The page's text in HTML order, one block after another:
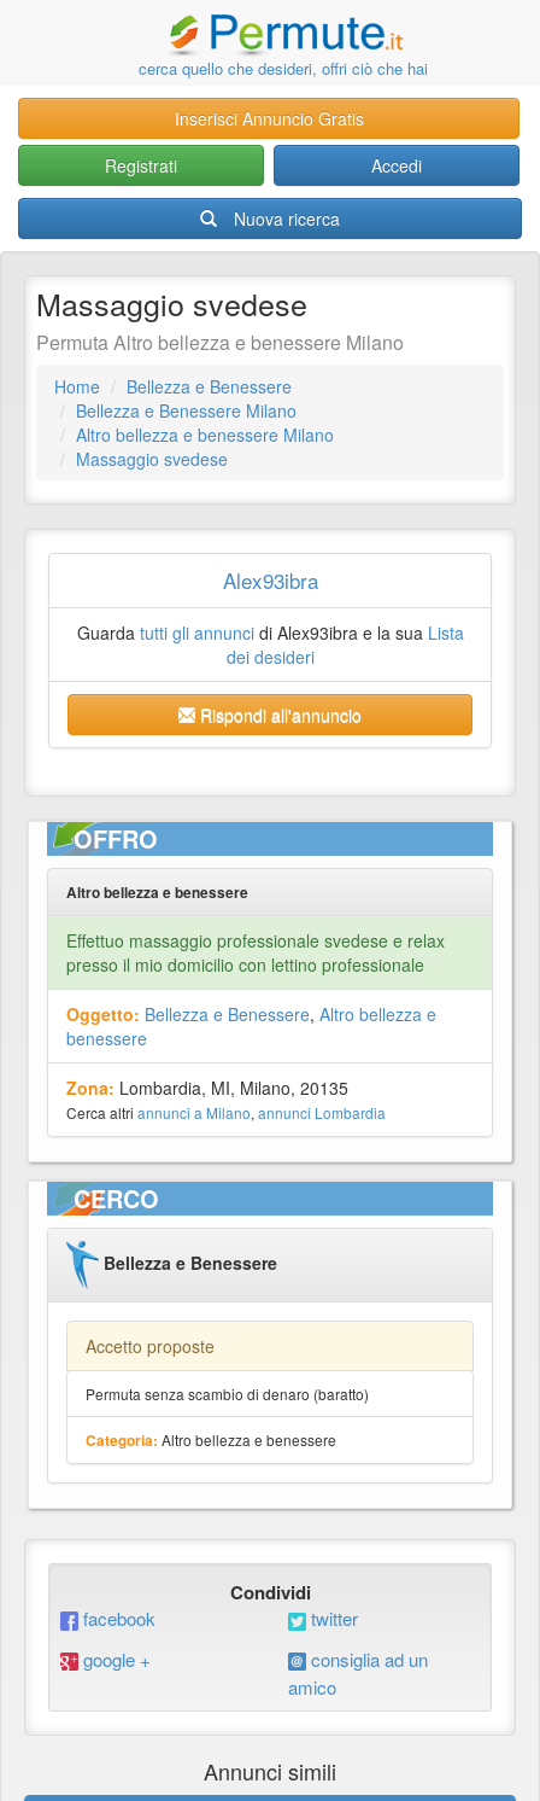
cerca quello che desideri, offri ciò che hai
Inserisci Annuncio Gratis
Registrati
Accedi
Nuova ricerca
Massaggio svedese
Permuta Altro bellezza e benessere Milano
Home
Bellezza e Benessere
Bellezza e Benessere Milano
Altro bellezza e benessere Milano
Massaggio svedese
Alex93ibra
Guarda tutti gli annuncidi Alex93ibra e la sua Lista
dei desideri
Rispondi all'annuncio
OFFRO
Altro bellezza e benessere
Effettuo massaggio professionale svedese e relax
presso il mio domicilio con lettino professionale
Oggetto: Bellezza e Benessere, Altro bellezza e
benessere
Zona: Lombardia, MI, Milano, 20135
Cerca altri annunci a Milano, annunci Lombardia
CERCO
Bellezza e Benessere
Accetto proposte
Permuta senza scambio di denaro (baratto)
Categoria: Altro bellezza e benessere
Condividi
facebook
twitter
google +
consiglia ad un
amico
Annunci simili